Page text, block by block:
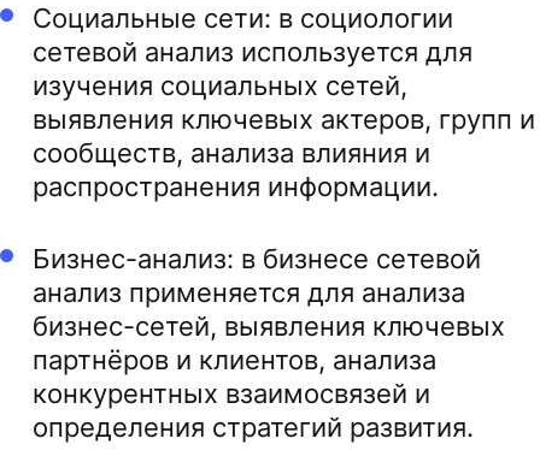
Социальные сети: в социологии
сетевой анализ используется для
изучения социальных сетей,
выявления ключевых актеров, групп и
сообществ, анализа влияния и
распространения информации.
Бизнес-анализ: в бизнесе сетевой
анализ применяется для анализа
бизнес-сетей, выявления ключевых
партнёров и клиентов, анализа
конкурентных взаимосвязей и
определения стратегий развития.